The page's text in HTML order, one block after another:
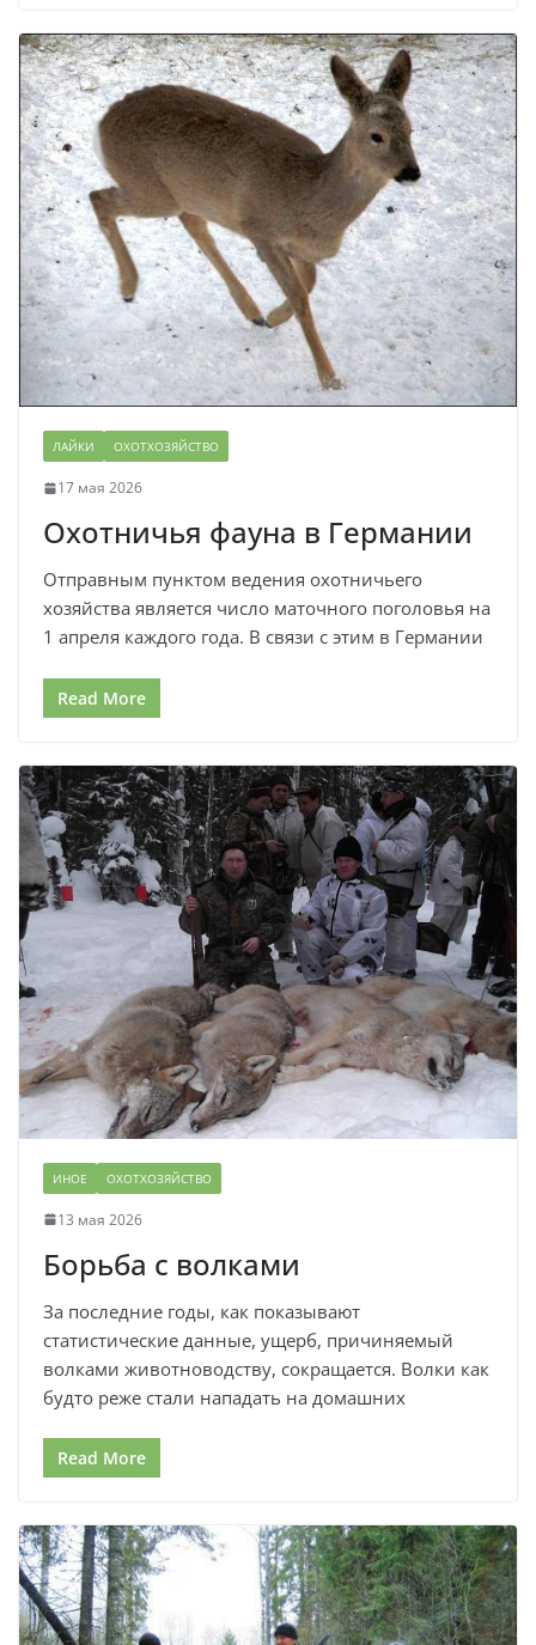
ЛАЙКИ ОХОТХОЗЯЙСТВО
17 мая 2026
Охотничья фауна в Германии
Отправным пунктом ведения охотничьего
хозяйства является число маточного поголовья на
1 апреля каждого года. В связи с этим в Германии
Read More
ИНОЕ ОХОТХОЗЯЙСТВО
13 мая 2026
Борьба с волками
За последние годы, как показывают
статистические данные, ущерб, причиняемый
волками животноводству, сокращается. Волки как
будто реже стали нападать на домашних
Read More